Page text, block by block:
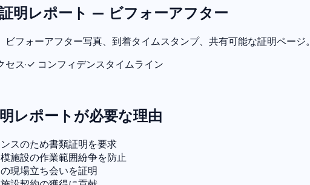
明レポート — ビフォーアフター
フォーアフター写真、到着タイムスタンプ、共有可能な証明ページ。
セス·✓ コンフィデンスタイムライン
レポートが必要な理由
スのため書類証明を要求
施設の作業範囲紛争を防止
現場立ち会いを証明